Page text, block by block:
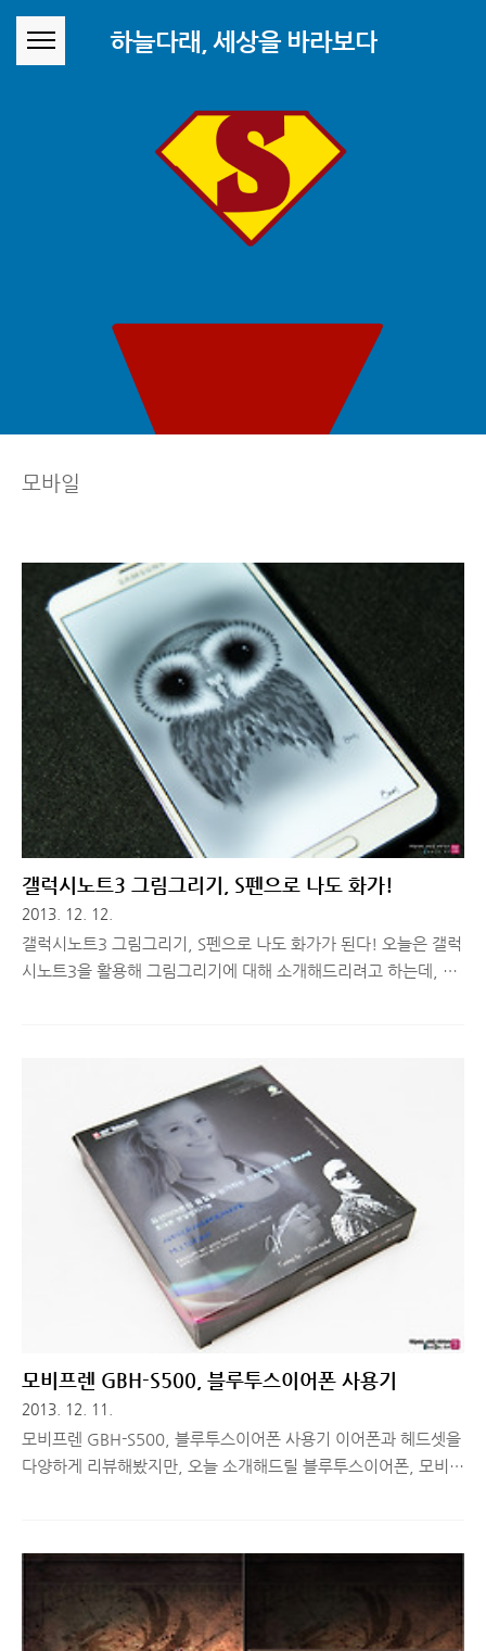
하늘다래, 세상을 바라보다
모바일
갤럭시노트3 그림그리기, S펜으로 나도 화가!
2013. 12. 12.
갤럭시노트3 그림그리기, S펜으로 나도 화가가 된다! 오늘은 갤럭
시노트3을 활용해 그림그리기에 대해 소개해드리려고 하는데, S
채꼴 모양의 메뉴가 등장해 S펜으로 자주 사용하는 기능(Action
Memo, Scrap book, S Finder, Pen Window, Screen Write)을
활성화해주는 방식인데요. S펜의 Air Command 기능으로 캡쳐
후 편집을 간단히 하고, 메모한 내용으로 다양한 검색을 할 수 있
으며, 내가 원하는 크기로 윈도우를 다수 띄워 멀티 태스킹 작업을
좀 더 다양하게 할 수도 있습니..
모비프렌 GBH-S500, 블루투스이어폰 사용기
2013. 12. 11.
모비프렌 GBH-S500, 블루투스이어폰 사용기 이어폰과 헤드셋을
다양하게 리뷰해봤지만, 오늘 소개해드릴 블루투스이어폰, 모비프
수 밖에 없었습니다. 어떤 블루투스 이어폰을 선택하는 것이 좋을
지 고민하시는 분들께 오늘 소개해드리는 모비프렌 GBH-S500의